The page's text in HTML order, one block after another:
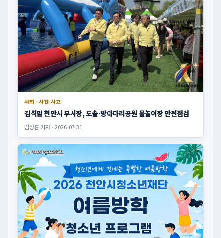
사회 · 사건·사고
김석필 천안시 부시장, 도솔·방아다리공원 물놀이장 안전점검
김정훈 기자 · 2026-07-31